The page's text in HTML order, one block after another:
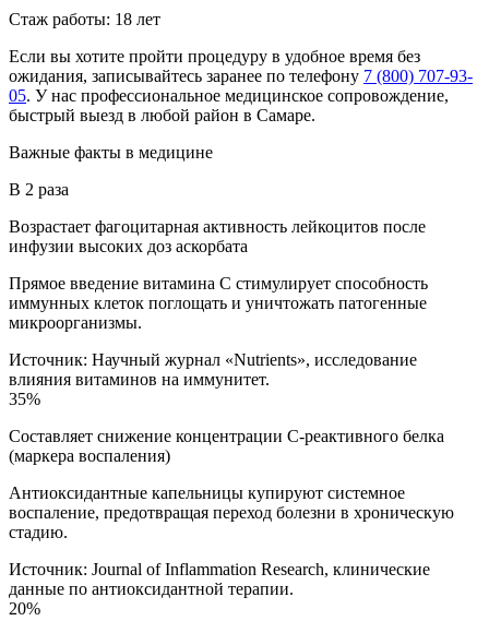
Стаж работы: 18 лет
Если вы хотите пройти процедуру в удобное время без
ожидания, записывайтесь заранее по телефону 7 (800) 707-93-
05. У нас профессиональное медицинское сопровождение,
быстрый выезд в любой район в Самаре.
Важные факты в медицине
В 2 раза
Возрастает фагоцитарная активность лейкоцитов после
инфузии высоких доз аскорбата
Прямое введение витамина С стимулирует способность
иммунных клеток поглощать и уничтожать патогенные
микроорганизмы.
Источник: Научный журнал «Nutrients», исследование
влияния витаминов на иммунитет.
35%
Составляет снижение концентрации С-реактивного белка
(маркера воспаления)
Антиоксидантные капельницы купируют системное
воспаление, предотвращая переход болезни в хроническую
стадию.
Источник: Journal of Inflammation Research, клинические
данные по антиоксидантной терапии.
20%